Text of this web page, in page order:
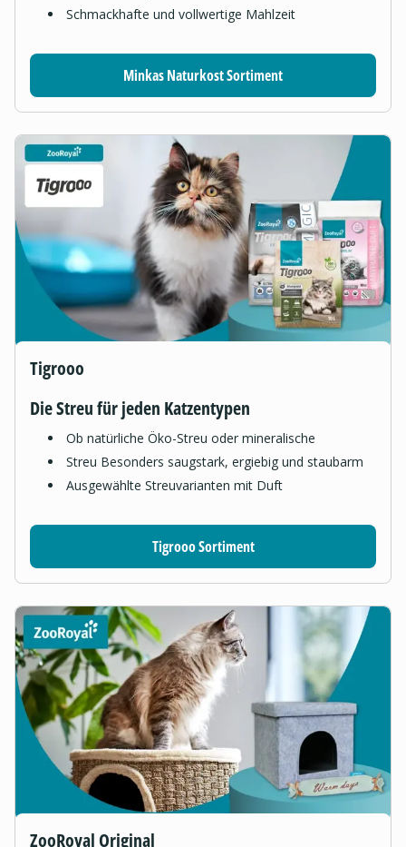
Schmackhafte und vollwertige Mahlzeit
Minkas Naturkost Sortiment
Tigrooo
Die Streu für jeden Katzentypen
Ob natürliche Öko-Streu oder mineralische
Streu Besonders saugstark, ergiebig und staubarm
Ausgewählte Streuvarianten mit Duft
Tigrooo Sortiment
ZooRoyal Original